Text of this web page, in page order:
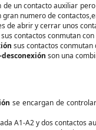
un contacto auxiliar
numero de
de abrir y cerrar unos
sus contactos conmutan
sus contactos
son una
se encargan de
A1-A2 y dos contactos